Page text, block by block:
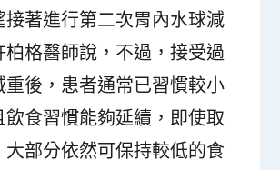
接著進行第二次胃內水球減
柏格醫師說，不過，接受過
重後，患者通常已習慣較小
飲食習慣能夠延續，即使取
大部分依然可保持較低的食